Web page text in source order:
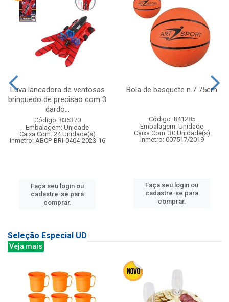
Luva lancadora de ventosas
brinquedo de precisao com 3
dardo...
Código: 836370
Embalagem: Unidade
Caixa Com: 24 Unidade(s)
Inmetro: ABCP-BRI-0404-2023-16
Faça seu login ou
cadastre-se para
comprar.
Bola de basquete n.7 75cm
Código: 841285
Embalagem: Unidade
Caixa Com: 30 Unidade(s)
Inmetro: 007517/2019
Faça seu login ou
cadastre-se para
comprar.
Seleção Especial UD
Veja mais